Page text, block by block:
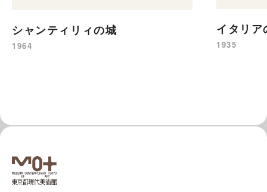
シャンティリィの城
1964
イタリ
1935